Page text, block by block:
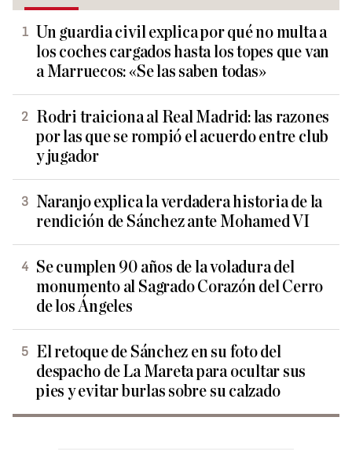
Un guardia civil explica por qué no multa a
los coches cargados hasta los topes que van
a Marruecos: «Se las saben todas»
Rodri traiciona al Real Madrid: las razones
por las que se rompió el acuerdo entre club
y jugador
Naranjo explica la verdadera historia de la
rendición de Sánchez ante Mohamed VI
Se cumplen 90 años de la voladura del
monumento al Sagrado Corazón del Cerro
de los Ángeles
El retoque de Sánchez en su foto del
despacho de La Mareta para ocultar sus
pies y evitar burlas sobre su calzado